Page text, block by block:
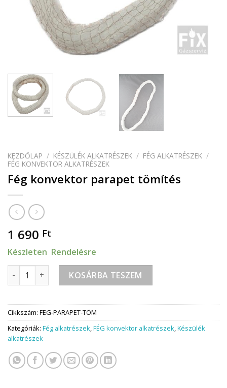
KEZDŐLAP / KÉSZÜLÉK ALKATRÉSZEK / FÉG ALKATRÉSZEK /
FÉG KONVEKTOR ALKATRÉSZEK
Fég konvektor parapet tömítés
1 690 Ft
Készleten Rendelésre
Fég konvektor parapet tömítés mennyiség
KOSÁRBA TESZEM
Cikkszám: FEG-PARAPET-TÖM
Kategóriák: Fég alkatrészek,FÉG konvektor alkatrészek,Készülék
alkatrészek